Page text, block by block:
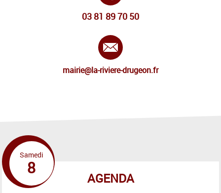
03 81 89 70 50
mairie@la-riviere-drugeon.fr
AGENDA
Samedi
8